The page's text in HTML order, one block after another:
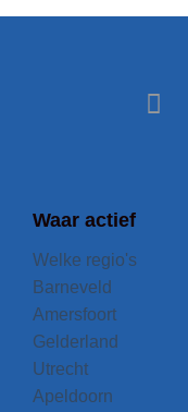
Waar actief
Welke regio's
Barneveld
Amersfoort
Gelderland
Utrecht
Apeldoorn